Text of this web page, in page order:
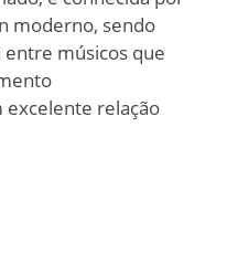
moderno, sendo
músicos que
relação